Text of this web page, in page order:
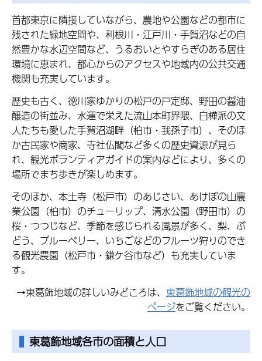
首都東京に隣接していながら、農地や公園などの都市に
残された緑地空間や、利根川・江戸川・手賀沼などの自
然豊かな水辺空間など、うるおいとやすらぎのある居住
環境に恵まれ、都心からのアクセスや地域内の公共交通
機関も充実しています。
歴史も古く、徳川家ゆかりの松戸の戸定邸、野田の醤油
醸造の街並み、水運で栄えた流山本町界隈、白樺派の文
人たちも愛した手賀沼湖畔（柏市・我孫子市）、そのほ
か古民家や商家、寺社仏閣など多くの歴史資源が見ら
れ、観光ボランティアガイドの案内などにより、多くの
場所でまち歩きが楽しめます。
そのほか、本土寺（松戸市）のあじさい、あけぼの山農
業公園（柏市）のチューリップ、清水公園（野田市）の
桜・つつじなど、季節を感じられる風景が多く、梨、ぶ
どう、ブルーベリー、いちごなどのフルーツ狩りのでき
る観光農園（松戸市・鎌ケ谷市など）も充実していま
す。
→東葛飾地域の詳しいみどころは、 東葛飾地域の観光の
ページをご覧ください。
東葛飾地域各市の面積と人口